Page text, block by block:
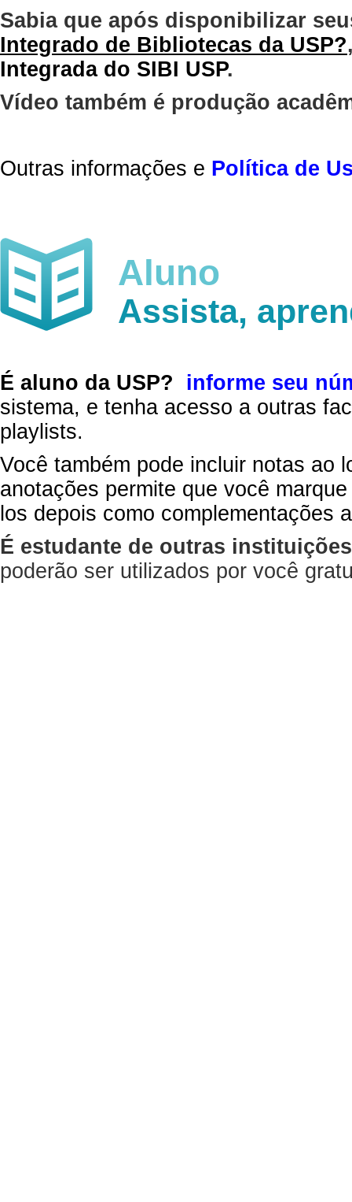
Sabia que após disponibilizar
Integrado de Bibliotecas da USP?
Integrada do SIBI USP.
Vídeo também é produção
Outras informações e Política de
Aluno
Assista,
É aluno da USP?
informe seu
sistema, e tenha acesso a outras
playlists.
Você também pode incluir notas ao
anotações permite que você
los depois como complementações
É estudante de outras
poderão ser utilizados por você